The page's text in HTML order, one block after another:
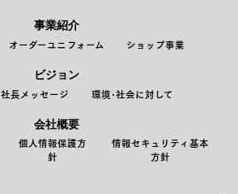
事業紹介
オーダーユニフォーム ショップ事業
ビジョン
社長メッセージ 環境･社会に対して
会社概要
個人情報保護方
針
情報セキュリティ基本
方針